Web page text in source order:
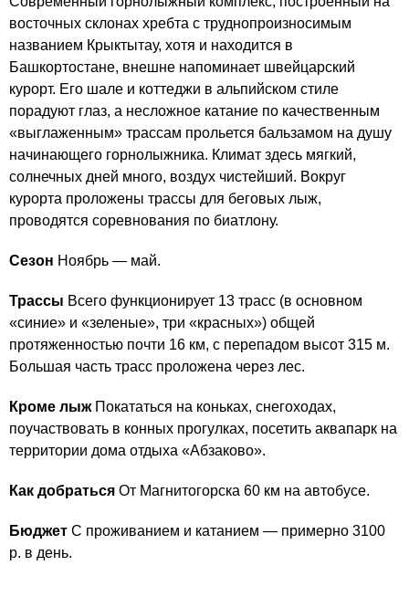
восточных склонах хребта с труднопроизносимым
названием Крыктытау, хотя и находится в
Башкортостане, внешне напоминает швейцарский
курорт. Его шале и коттеджи в альпийском стиле
порадуют глаз, а несложное катание по качественным
«выглаженным» трассам прольется бальзамом на душу
начинающего горнолыжника. Климат здесь мягкий,
солнечных дней много, воздух чистейший. Вокруг
курорта проложены трассы для беговых лыж,
проводятся соревнования по биатлону.
Сезон Ноябрь — май.
Трассы Всего функционирует 13 трасс (в основном
«синие» и «зеленые», три «красных») общей
протяженностью почти 16 км, с перепадом высот 315 м.
Большая часть трасс проложена через лес.
Кроме лыжПокататься на коньках, снегоходах,
поучаствовать в конных прогулках, посетить аквапарк на
территории дома отдыха «Абзаково».
Как добраться От Магнитогорска 60 км на автобусе.
Бюджет С проживанием и катанием — примерно 3100
р. в день.